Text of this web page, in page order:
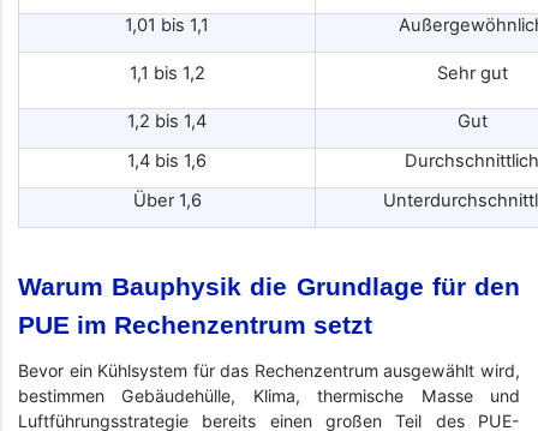
1,01 bis 1,1
1,1 bis 1,2 Sehr gut
1,2 bis 1,4
Gut
1,4 bis 1,6
Durchschnittlich
Über 1,6
Warum Bauphysik die Grundlage für den
PUE im Rechenzentrum setzt
Bevor ein Kühlsystem für das Rechenzentrum ausgewählt wird,
bestimmen Gebäudehülle, Klima, thermische Masse und
Luftführungsstrategie bereits einen großen Teil des PUE-